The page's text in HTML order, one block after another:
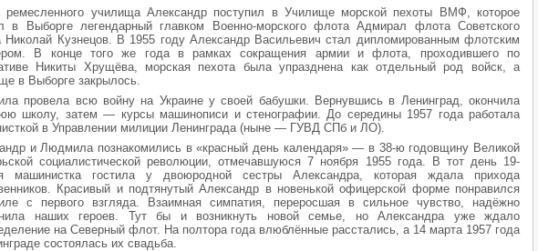
ремесленного училища Александр поступил в Училище морской пехоты ВМФ, которое
в Выборге легендарный главком Военно-морского флота Адмирал флота Советского
Николай Кузнецов. В 1955 году Александр Васильевич стал дипломированным флотским
В конце того же года в рамках сокращения армии и флота, проходившего по
Никиты Хрущёва, морская пехота была упразднена как отдельный род войск, а
в Выборге закрылось.
провела всю войну на Украине у своей бабушки. Вернувшись в Ленинград, окончила
школу, затем — курсы машинописи и стенографии. До середины 1957 года работала
в Управлении милиции Ленинграда (ныне — ГУВД СПб и ЛО).
и Людмила познакомились в «красный день календаря» — в 38-ю годовщину Великой
социалистической революции, отмечавшуюся 7 ноября 1955 года. В тот день 19-
машинистка гостила у двоюродной сестры Александра, которая ждала прихода
Красивый и подтянутый Александр в новенькой офицерской форме понравился
с первого взгляда. Взаимная симпатия, переросшая в сильное чувство, надёжно
наших героев. Тут бы и возникнуть новой семье, но Александра уже ждало
на Северный флот. На полтора года влюблённые расстались, а 14 марта 1957 года
состоялась их свадьба.